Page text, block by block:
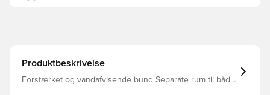
Produktbeskrivelse
Forstærket og vandafvisende bund Separate rum til både